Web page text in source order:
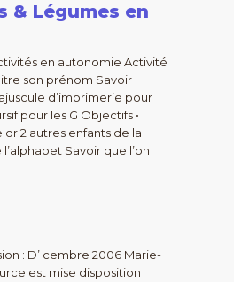
& Légumes en
en autonomie Activité
son prénom Savoir
d’imprimerie pour
pour les G Objectifs •
2 autres enfants de la
Savoir que l’on
: D’ cembre 2006 Marie-
est mise disposition